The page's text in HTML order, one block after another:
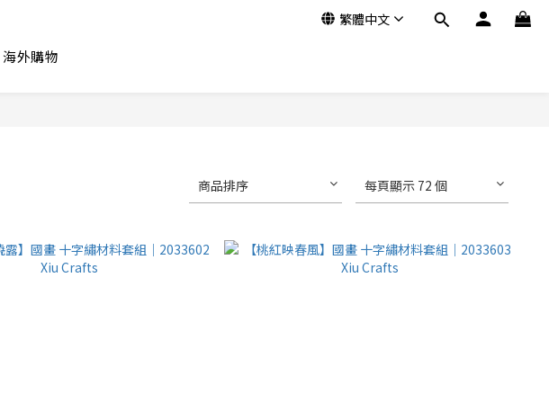
繁體中文
海外購物
商品排序 每頁顯示 72 個